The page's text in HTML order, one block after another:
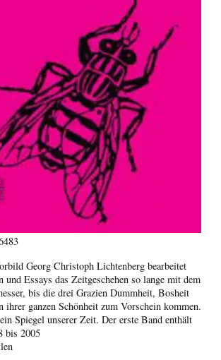
Georg Christoph Lichtenberg bearbeitet
und Essays das Zeitgeschehen so lange mit dem
bis die drei Grazien Dummheit, Bosheit
ihrer ganzen Schönheit zum Vorschein kommen.
Spiegel unserer Zeit. Der erste Band enthält
bis 2005